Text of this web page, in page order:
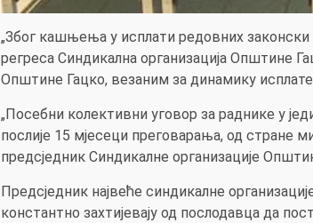
„Због кашњења у исплати редовних
регреса Синдикална организација Општине
Општине Гацко, везаним за динамику
„Посебни колективни уговор за раднике у
послије 15 мјесеци преговарања, од стране
предсједник Синдикалне организације
Предсједник највеће синдикалне
константно захтијевају од послодавца да